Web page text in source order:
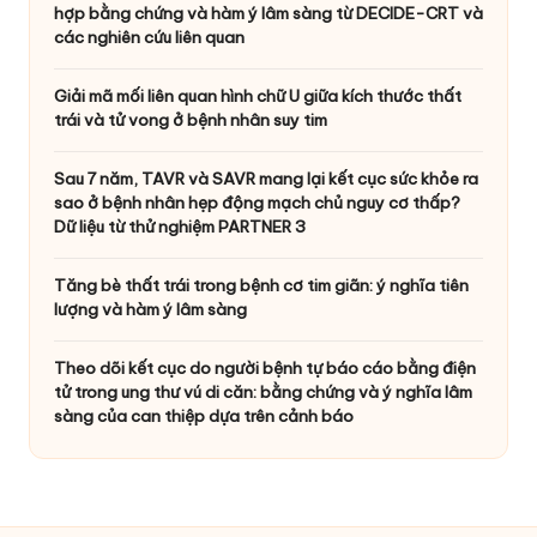
hợp bằng chứng và hàm ý lâm sàng từ DECIDE-CRT và
các nghiên cứu liên quan
Giải mã mối liên quan hình chữ U giữa kích thước thất
trái và tử vong ở bệnh nhân suy tim
Sau 7 năm, TAVR và SAVR mang lại kết cục sức khỏe ra
sao ở bệnh nhân hẹp động mạch chủ nguy cơ thấp?
Dữ liệu từ thử nghiệm PARTNER 3
Tăng bè thất trái trong bệnh cơ tim giãn: ý nghĩa tiên
lượng và hàm ý lâm sàng
Theo dõi kết cục do người bệnh tự báo cáo bằng điện
tử trong ung thư vú di căn: bằng chứng và ý nghĩa lâm
sàng của can thiệp dựa trên cảnh báo